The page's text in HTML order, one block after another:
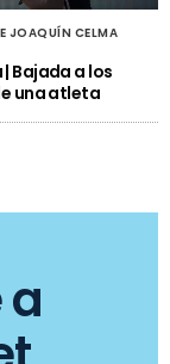
JOAQUÍN CELMA
Bajada a los
una atleta
a